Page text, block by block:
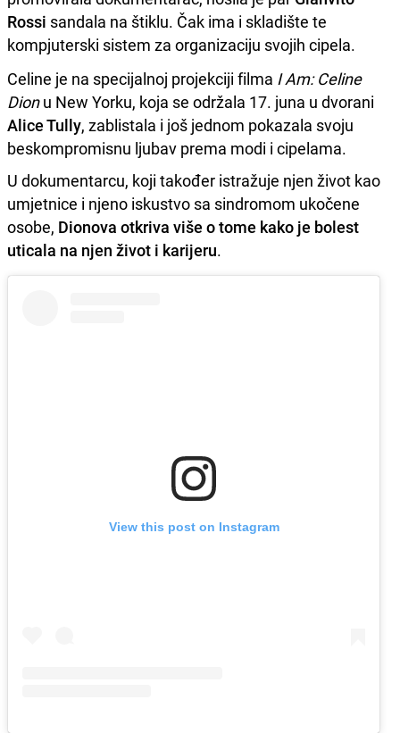
Rossi sandala na štiklu. Čak ima i skladište te
kompjuterski sistem za organizaciju svojih cipela.
Celine je na specijalnoj projekciji filma I Am: Celine
Dionu New Yorku, koja se održala 17. juna u dvorani
Alice Tully, zablistala i još jednom pokazala svoju
beskompromisnu ljubav prema modi i cipelama.
U dokumentarcu, koji također istražuje njen život kao
umjetnice i njeno iskustvo sa sindromom ukočene
osobe, Dionova otkriva više o tome kako je bolest
uticala na njen život i karijeru.
View this post on Instagram